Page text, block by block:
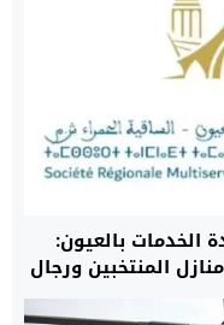
الخدمات بالعيون:
المنتخبين ورجال